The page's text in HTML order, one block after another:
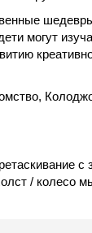
могут
с
/ колесо